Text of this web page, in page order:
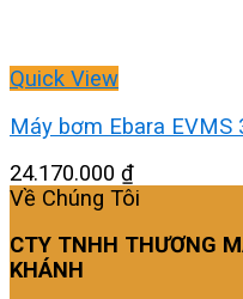
Quick View
Máy bơm Ebara EVMS
24.170.000 ₫
Về Chúng Tôi
CTY TNHH THƯƠNG
KHÁNH